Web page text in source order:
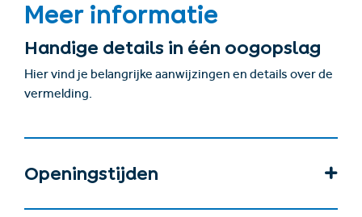
Meer informatie
Handige details in één oogopslag
Hier vind je belangrijke aanwijzingen en details over de
vermelding.
Openingstijden